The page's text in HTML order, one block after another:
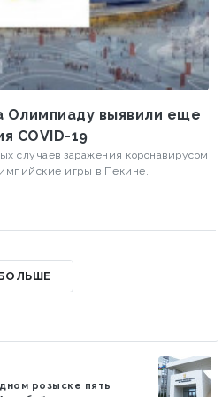
Олимпиаду выявили еще
COVID-19
случаев заражения коронавирусом
игры в Пекине.
розыске пять